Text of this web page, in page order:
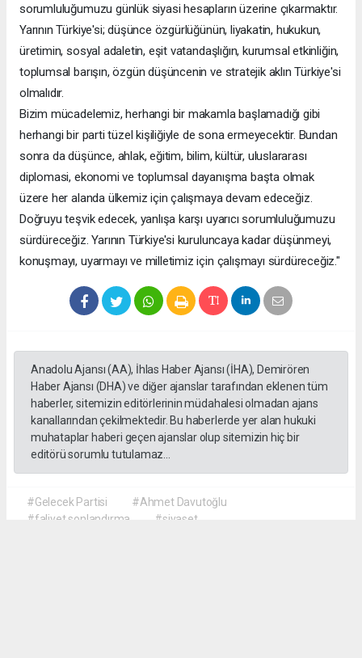
sorumluluğumuzu günlük siyasi hesapların üzerine çıkarmaktır.
Yarının Türkiye'si; düşünce özgürlüğünün, liyakatin, hukukun,
üretimin, sosyal adaletin, eşit vatandaşlığın, kurumsal etkinliğin,
toplumsal barışın, özgün düşüncenin ve stratejik aklın Türkiye'si
olmalıdır.
Bizim mücadelemiz, herhangi bir makamla başlamadığı gibi
herhangi bir parti tüzel kişiliğiyle de sona ermeyecektir. Bundan
sonra da düşünce, ahlak, eğitim, bilim, kültür, uluslararası
diplomasi, ekonomi ve toplumsal dayanışma başta olmak
üzere her alanda ülkemiz için çalışmaya devam edeceğiz.
Doğruyu teşvik edecek, yanlışa karşı uyarıcı sorumluluğumuzu
sürdüreceğiz. Yarının Türkiye'si kuruluncaya kadar düşünmeyi,
konuşmayı, uyarmayı ve milletimiz için çalışmayı sürdüreceğiz."
Anadolu Ajansı (AA), İhlas Haber Ajansı (İHA), Demirören
Haber Ajansı (DHA) ve diğer ajanslar tarafından eklenen tüm
haberler, sitemizin editörlerinin müdahalesi olmadan ajans
kanallarından çekilmektedir. Bu haberlerde yer alan hukuki
muhataplar haberi geçen ajanslar olup sitemizin hiç bir
editörü sorumlu tutulamaz...
#Gelecek Partisi
#Ahmet Davutoğlu
#faliyet sonlandırma
#siyaset